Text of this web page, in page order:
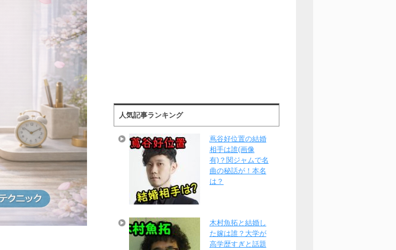
人気記事ランキング
蔦谷好位置の結婚
相手は誰(画像
有)？関ジャムで名
曲の秘話が！本名
は？
木村魚拓と結婚し
た嫁は誰？大学が
高学歴すぎと話題